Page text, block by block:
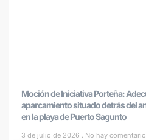
Moción de Iniciativa Porteña:
aparcamiento situado detrás del
en la playa de Puerto Sagunto
3 de julio de 2026 No hay